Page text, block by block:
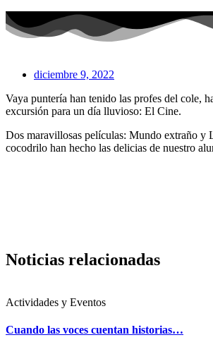
diciembre 9, 2022
Vaya puntería han tenido las profes del cole,
excursión para un día lluvioso: El Cine.
Dos maravillosas películas: Mundo extraño y
cocodrilo han hecho las delicias de nuestro
Noticias relacionadas
Actividades y Eventos
Cuando las voces cuentan historias…